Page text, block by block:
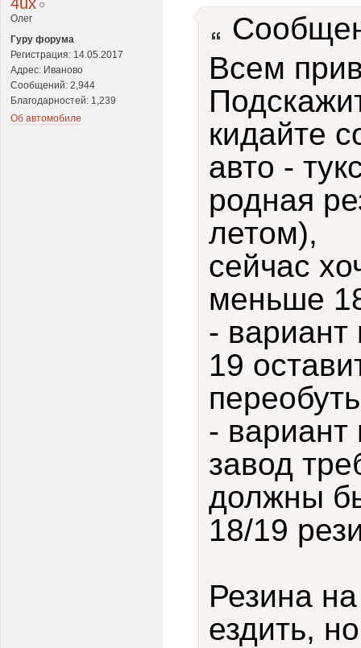
Олег
Гуру форума
Регистрация: 14.05.2017
Адрес: Иваново
Сообщений: 2,944
Благодарностей: 1,239
Об автомобиле
Всем
кидайте
авто -
родная
летом),
сейчас
меньше
- вариант
19
- вариант
завод
должны
18/19
Резина
ездить,